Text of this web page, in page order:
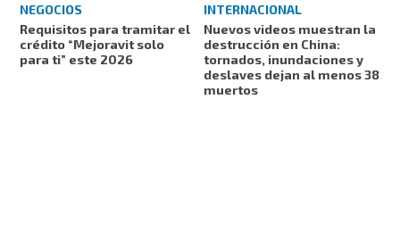
NEGOCIOS
Requisitos para tramitar el
crédito “Mejoravit solo
para ti” este 2026
INTERNACIONAL
Nuevos videos muestran la
destrucción en China:
tornados, inundaciones y
deslaves dejan al menos 38
muertos